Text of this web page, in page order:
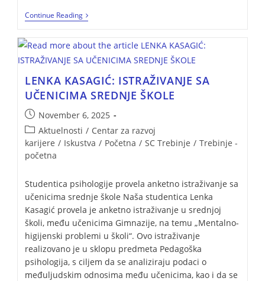
Continue Reading
LENKA KASAGIĆ: ISTRAŽIVANJE SA
UČENICIMA SREDNJE ŠKOLE
November 6, 2025
Aktuelnosti / Centar za razvoj
karijere / Iskustva / Početna / SC Trebinje / Trebinje -
početna
Studentica psihologije provela anketno istraživanje sa
učenicima srednje škole Naša studentica Lenka
Kasagić provela je anketno istraživanje u srednjoj
školi, među učenicima Gimnazije, na temu „Mentalno-
higijenski problemi u školi“. Ovo istraživanje
realizovano je u sklopu predmeta Pedagoška
psihologija, s ciljem da se analiziraju podaci o
međuljudskim odnosima među učenicima, kao i da se